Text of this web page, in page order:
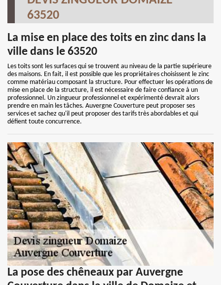
63520
La mise en place des toits en zinc dans la
ville dans le 63520
Les toits sont les surfaces qui se trouvent au niveau de la partie supérieure
des maisons. En fait, il est possible que les propriétaires choisissent le zinc
comme matériau composant la structure. Pour effectuer les opérations de
mise en place de la structure, il est nécessaire de faire confiance à un
professionnel. Un zingueur professionnel et expérimenté devrait alors
prendre en main les tâches. Auvergne Couverture peut proposer ses
services et sachez qu'il peut proposer des tarifs très abordables et qui
défient toute concurrence.
La pose des chêneaux par Auvergne